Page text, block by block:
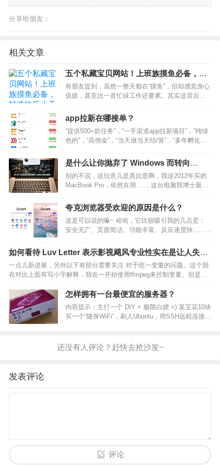
分享给朋友：
相关文章
五个私藏宝贝网站！上班族摸鱼必备，打
造快乐小天地
有朋友提到，虽然一整天都在“摸鱼”，但却感觉身心
俱疲，甚至比一直忙碌工作还要累。其实这背后是
流”状态，这种状态让人感到兴奋、满足且充实。相
反，如果在工作时分心“摸鱼”，会导致注意力分散，
增加认知…
app拉新在哪接单？
“提供500+款任务”，“一手渠道app拉新项目”，“纯绿
色的”，“高佣金”，“当天做当天结/算”，“多年孵化经
吗？？？作为一个做了三个月时间并且也踩过坑的
人告诉你，不要轻易相信发这种广告的，…
是什么让你抛弃了 Windows 而转向
Mac？
别的不说，这玩意儿是真抗造啊，我这2012年买的
MacBook Pro，依然在用…… 这台电脑我博士最后
写论文，工作之后就变成生活和娱乐了，因为我一
直用架子和外接键盘（颈椎不好）所以电脑看…
夸克浏览器受欢迎的原因是什么？
这是可以说的嘛~ 哈哈，它比较吸引我的几点是：
安全无广、页面简洁、功能丰富、反应速度快......
整，没有花里胡哨的各种资讯推送，热搜日报整理
归纳好，想看再点开查看，看着舒适度直接拉满！
实…
如何看待 Luv Letter 表示影视飓风专业性实在是让人失
望？
一点儿新进展，另外以下有部分需要关注 对于统一变量的问题。这个我
在对比上面有写小字解释，我在一开始使用ffmpeg来控制变量。但是发
现了不少问题，比如因为遗留bug，会强制将非整数帧的素材转码为VFR
导致无法正确帧间对比，因此不考虑，同时尽…
怎样拥有一台最便宜的服务器？
内容提示：主打一个 DIY + 极限白嫖 =) 某宝花10块
买一个“随身WiFi”，刷入Ubuntu，用SSH远程连接，
“随身WiFi” ======…
发表评论
评论